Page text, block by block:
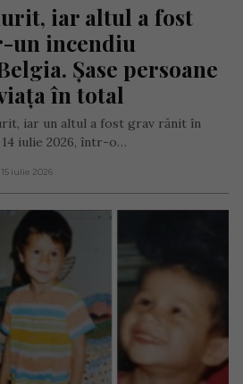
iar altul a fost
un incendiu
Șase persoane
în total
iar un altul a fost grav rănit în
iulie 2026, într-o…
iulie 2026